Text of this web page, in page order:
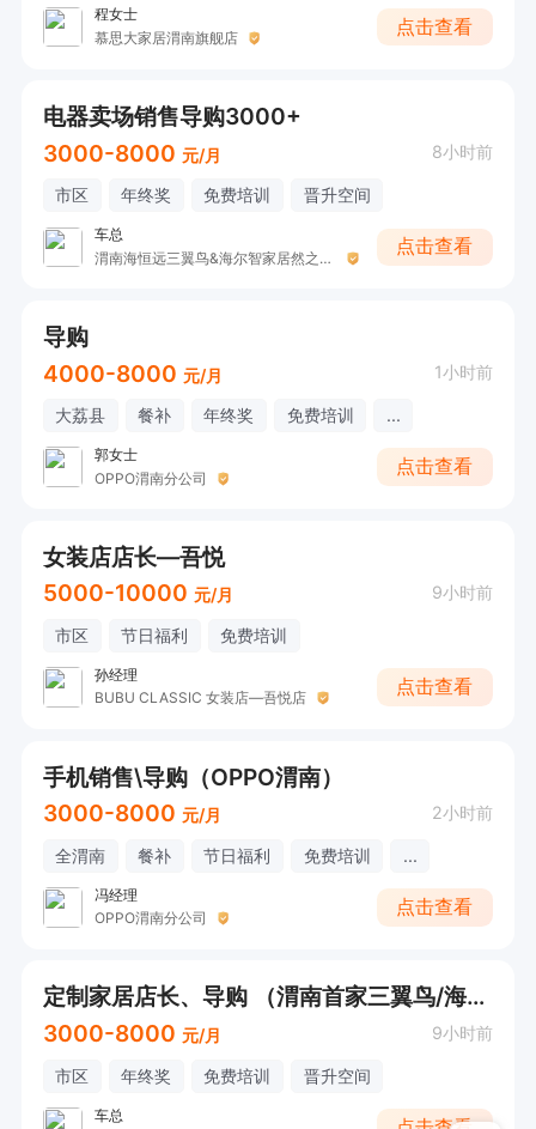
程女士
慕思大家居渭南旗舰店
点击查看
电器卖场销售导购3000+
3000-8000 元/月 8小时前
市区 年终奖 免费培训 晋升空间
车总
渭南海恒远三翼鸟&海尔智家居然之家体验店
点击查看
导购
4000-8000 元/月 1小时前
大荔县 餐补 年终奖 免费培训 ...
郭女士
OPPO渭南分公司
点击查看
女装店店长—吾悦
5000-10000 元/月 9小时前
市区 节日福利 免费培训
孙经理
BUBU CLASSIC 女装店—吾悦店
点击查看
手机销售\导购（OPPO渭南）
3000-8000 元/月 2小时前
全渭南 餐补 节日福利 免费培训 ...
冯经理
OPPO渭南分公司
点击查看
定制家居店长、导购 （渭南首家三翼鸟/海尔智家）
3000-8000 元/月 9小时前
市区 年终奖 免费培训 晋升空间
车总